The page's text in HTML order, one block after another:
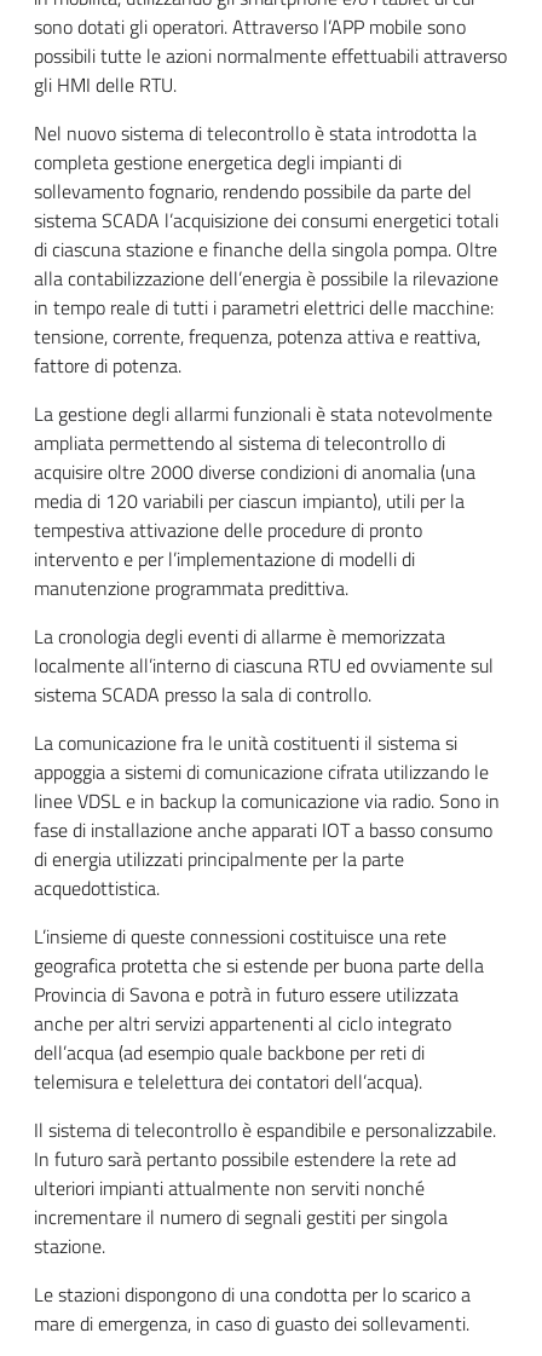
sono dotati gli operatori. Attraverso l’APP mobile sono
possibili tutte le azioni normalmente effettuabili attraverso
gli HMI delle RTU.
Nel nuovo sistema di telecontrollo è stata introdotta la
completa gestione energetica degli impianti di
sollevamento fognario, rendendo possibile da parte del
sistema SCADA l’acquisizione dei consumi energetici totali
di ciascuna stazione e finanche della singola pompa. Oltre
alla contabilizzazione dell’energia è possibile la rilevazione
in tempo reale di tutti i parametri elettrici delle macchine:
tensione, corrente, frequenza, potenza attiva e reattiva,
fattore di potenza.
La gestione degli allarmi funzionali è stata notevolmente
ampliata permettendo al sistema di telecontrollo di
acquisire oltre 2000 diverse condizioni di anomalia (una
media di 120 variabili per ciascun impianto), utili per la
tempestiva attivazione delle procedure di pronto
intervento e per l’implementazione di modelli di
manutenzione programmata predittiva.
La cronologia degli eventi di allarme è memorizzata
localmente all’interno di ciascuna RTU ed ovviamente sul
sistema SCADA presso la sala di controllo.
La comunicazione fra le unità costituenti il sistema si
appoggia a sistemi di comunicazione cifrata utilizzando le
linee VDSL e in backup la comunicazione via radio. Sono in
fase di installazione anche apparati IOT a basso consumo
di energia utilizzati principalmente per la parte
acquedottistica.
L’insieme di queste connessioni costituisce una rete
geografica protetta che si estende per buona parte della
Provincia di Savona e potrà in futuro essere utilizzata
anche per altri servizi appartenenti al ciclo integrato
dell’acqua (ad esempio quale backbone per reti di
telemisura e telelettura dei contatori dell’acqua).
Il sistema di telecontrollo è espandibile e personalizzabile.
In futuro sarà pertanto possibile estendere la rete ad
ulteriori impianti attualmente non serviti nonché
incrementare il numero di segnali gestiti per singola
stazione.
Le stazioni dispongono di una condotta per lo scarico a
mare di emergenza, in caso di guasto dei sollevamenti.